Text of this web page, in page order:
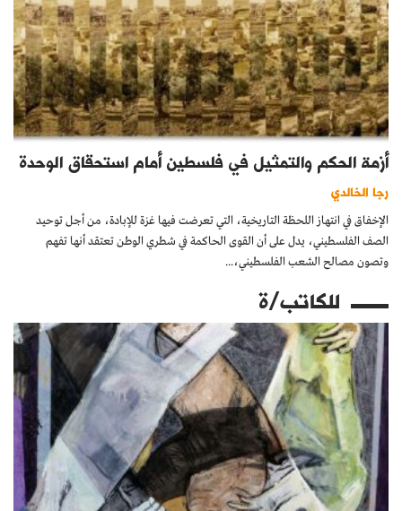
أزمة الحكم والتمثيل في فلسطين أمام استحقاق الوحدة
رجا الخالدي
الإخفاق في انتهاز اللحظة التاريخية، التي تعرضت فيها غزة للإبادة، من أجل توحيد
الصف الفلسطيني، يدل على أن القوى الحاكمة في شطري الوطن تعتقد أنها تفهم
وتصون مصالح الشعب الفلسطيني،...
للكاتب/ة